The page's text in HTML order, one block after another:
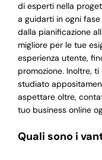
di esperti nella
a guidarti in ogni
dalla pianificazione
migliore per le tue
esperienza utente,
promozione. Inoltre,
studiato
aspettare oltre,
tuo business online
Quali sono i